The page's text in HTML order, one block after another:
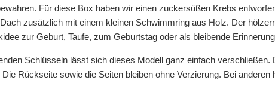
Für diese Box haben wir einen zuckersüßen Krebs
zusätzlich mit einem kleinen Schwimmring aus Holz. Der
zur Geburt, Taufe, zum Geburtstag oder als bleibende
Schlüsseln lässt sich dieses Modell ganz einfach
Rückseite sowie die Seiten bleiben ohne Verzierung. Bei